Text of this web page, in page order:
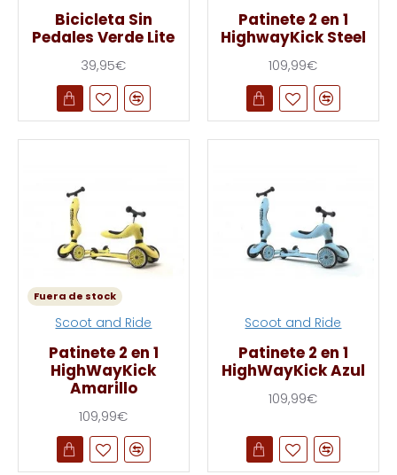
Bicicleta Sin
Pedales Verde Lite
39,95€
Patinete 2 en 1
HighwayKick Steel
109,99€
Fuera de stock
Scoot and Ride
Patinete 2 en 1
HighWayKick
Amarillo
109,99€
Scoot and Ride
Patinete 2 en 1
HighWayKick Azul
109,99€